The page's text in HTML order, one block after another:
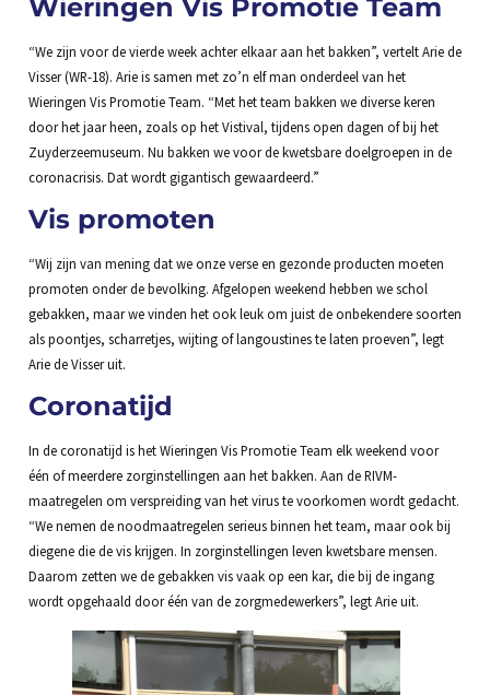
Wieringen Vis Promotie Team
“We zijn voor de vierde week achter elkaar aan het bakken”, vertelt Arie de
Visser (WR-18). Arie is samen met zo’n elf man onderdeel van het
Wieringen Vis Promotie Team. “Met het team bakken we diverse keren
door het jaar heen, zoals op het Vistival, tijdens open dagen of bij het
Zuyderzeemuseum. Nu bakken we voor de kwetsbare doelgroepen in de
coronacrisis. Dat wordt gigantisch gewaardeerd.”
Vis promoten
“Wij zijn van mening dat we onze verse en gezonde producten moeten
promoten onder de bevolking. Afgelopen weekend hebben we schol
gebakken, maar we vinden het ook leuk om juist de onbekendere soorten
als poontjes, scharretjes, wijting of langoustines te laten proeven”, legt
Arie de Visser uit.
Coronatijd
In de coronatijd is het Wieringen Vis Promotie Team elk weekend voor
één of meerdere zorginstellingen aan het bakken. Aan de RIVM-
maatregelen om verspreiding van het virus te voorkomen wordt gedacht.
“We nemen de noodmaatregelen serieus binnen het team, maar ook bij
diegene die de vis krijgen. In zorginstellingen leven kwetsbare mensen.
Daarom zetten we de gebakken vis vaak op een kar, die bij de ingang
wordt opgehaald door één van de zorgmedewerkers”, legt Arie uit.